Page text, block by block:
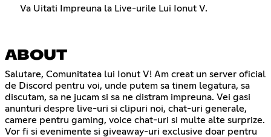
Va Uitati Impreuna la Live-urile Lui Ionut V.
ABOUT
Salutare, Comunitatea lui Ionut V! Am creat un server oficial
de Discord pentru voi, unde putem sa tinem legatura, sa
discutam, sa ne jucam si sa ne distram impreuna. Vei gasi
anunturi despre live-uri si clipuri noi, chat-uri generale,
camere pentru gaming, voice chat-uri si multe alte surprize.
Vor fi si evenimente si giveaway-uri exclusive doar pentru